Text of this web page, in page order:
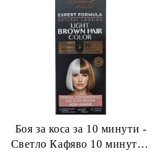
Боя за коса за 10 минути -
Светло Кафяво 10 минути -